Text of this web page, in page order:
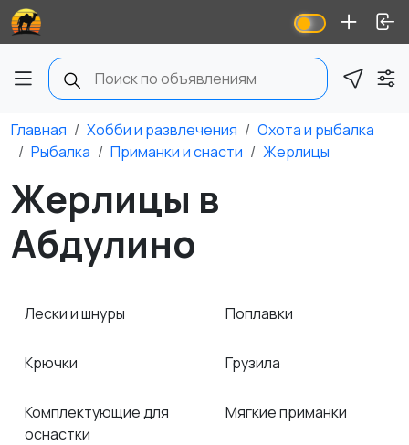
Главная Хобби и развлечения
Охота и рыбалка
Рыбалка
Приманки и снасти Жерлицы
Жерлицы в
Абдулино
Лески и шнуры
Крючки
Комплектующие для
оснастки
Поплавки
Грузила
Мягкие приманки